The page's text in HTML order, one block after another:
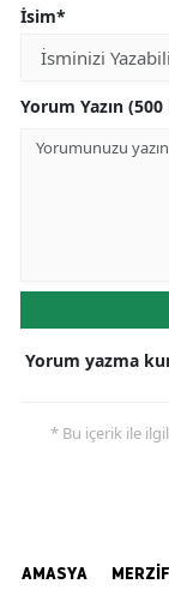
İsim*
Yorum Yazın
Yorum yazma
* Bu içerik ile
AMASYA